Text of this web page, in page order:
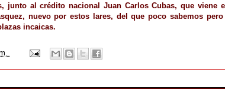
junto al crédito nacional Juan Carlos Cubas, que viene
nuevo por estos lares, del que poco sabemos
incaicas.